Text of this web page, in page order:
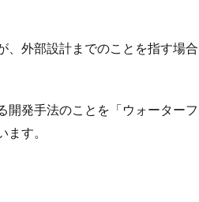
、外部設計までのことを指す場合
開発手法のことを「ウォーターフ
す。